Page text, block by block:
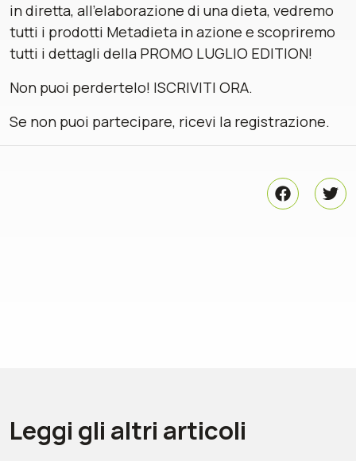
in diretta, all’elaborazione di una dieta, vedremo
tutti i prodotti Metadieta in azione e scopriremo
tutti i dettagli della PROMO LUGLIO EDITION!
Non puoi perdertelo! ISCRIVITI ORA.
Se non puoi partecipare, ricevi la registrazione.
Leggi gli altri articoli